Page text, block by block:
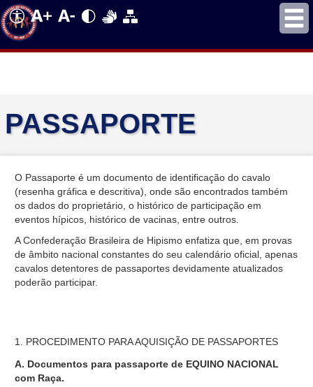
PASSAPORTE
O Passaporte é um documento de identificação do cavalo
(resenha gráfica e descritiva), onde são encontrados também
os dados do proprietário, o histórico de participação em
eventos hípicos, histórico de vacinas, entre outros.
A Confederação Brasileira de Hipismo enfatiza que, em provas
de âmbito nacional constantes do seu calendário oficial, apenas
cavalos detentores de passaportes devidamente atualizados
poderão participar.
1. PROCEDIMENTO PARA AQUISIÇÃO DE PASSAPORTES
A. Documentos para passaporte de EQUINO NACIONAL
com Raça.